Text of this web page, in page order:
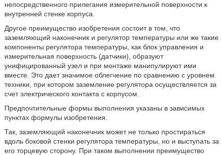
непосредственного прилегания измерительной поверхности к
внутренней стенке корпуса.
Другое преимущество изобретения состоит в том, что
заземляющий наконечник и регулятор температуры или же такие
компоненты регулятора температуры, как блок управления и
измерительная поверхность (датчики), образуют
унифицированный узел и при монтаже манипулируют ими
вместе. Это дает значимое облегчение по сравнению с уровнем
техники, при котором заземление регулятора осуществляется за
счет электрического контакта с корпусом.
Предпочтительные формы выполнения указаны в зависимых
пунктах формулы изобретения.
Так, заземляющий наконечник может не только простираться
вдоль боковой стенки регулятора температуры, но и выступать за
его торцевую сторону. При таком выполнении преимущество